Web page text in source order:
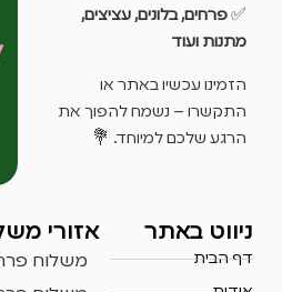
✅פרחים, בלונים, עציצים,
מתנות ועוד
הזמינו עכשיו באתר או
התקשרו – נשמח להפוך את
הרגע שלכם למיוחד. 💐
ניווט באתר
דף הבית
אזורי
משלוח